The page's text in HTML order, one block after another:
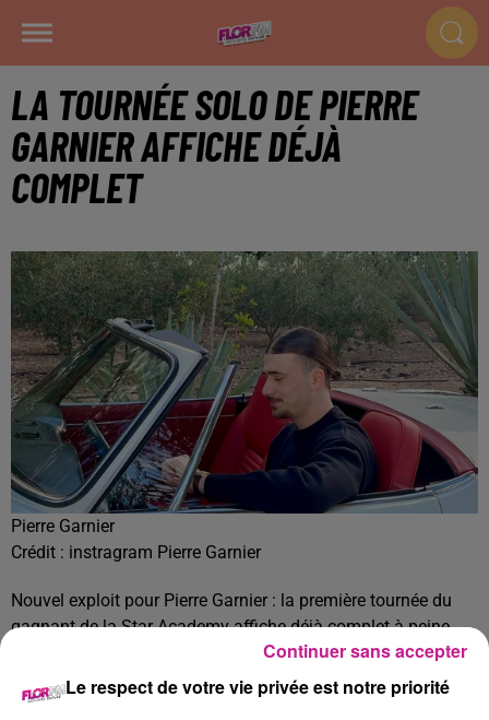
LA TOURNÉE SOLO DE PIERRE
GARNIER AFFICHE DÉJÀ
COMPLET
Pierre Garnier
Crédit : instragram Pierre Garnier
Nouvel exploit pour Pierre Garnier : la première tournée du
gagnant de la Star Academy affiche déjà complet à peine
annoncée. Les places pour les 12 concerts de son "Chaque
seconde Tour" se sont toutes écoulées en deux heures. Sa
date parisienne prévue à l'Olympia, en janvier 2025, s'est
Le respect de votre vie privée est notre priorité
Continuer sans accepter